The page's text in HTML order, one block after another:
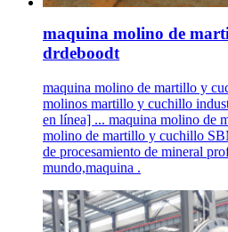
maquina molino de
drdeboodt
maquina molino de martillo y
molinos martillo y cuchillo
en línea] ... maquina molino de
molino de martillo y cuchillo
de procesamiento de mineral
mundo,maquina .